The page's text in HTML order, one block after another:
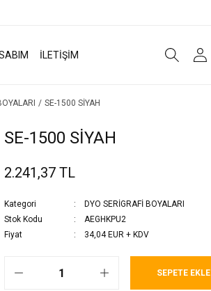
İLETİŞİM
SE-1500 SİYAH
SE-1500 SİYAH
2.241,37 TL
Kategori
DYO SERİGRAFİ BOYALARI
Stok Kodu
AEGHKPU2
Fiyat
34,04 EUR + KDV
SEPETE EKLE